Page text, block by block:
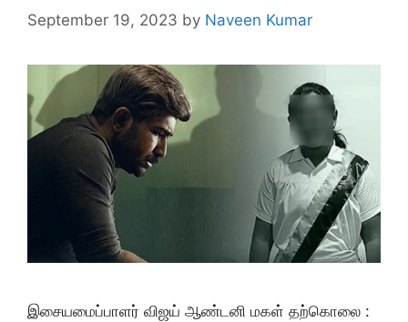
September 19, 2023 by Naveen Kumar
இசையமைப்பாளர் விஜய் ஆண்டனி மகள் தற்கொலை :